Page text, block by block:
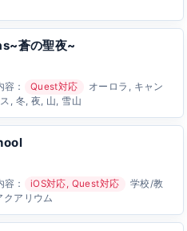
蒼の聖夜~
： Quest対応
オーロラ, キャン
, 冬, 夜, 山, 雪山
： iOS対応, Quest対応
学校/教
クアリウム